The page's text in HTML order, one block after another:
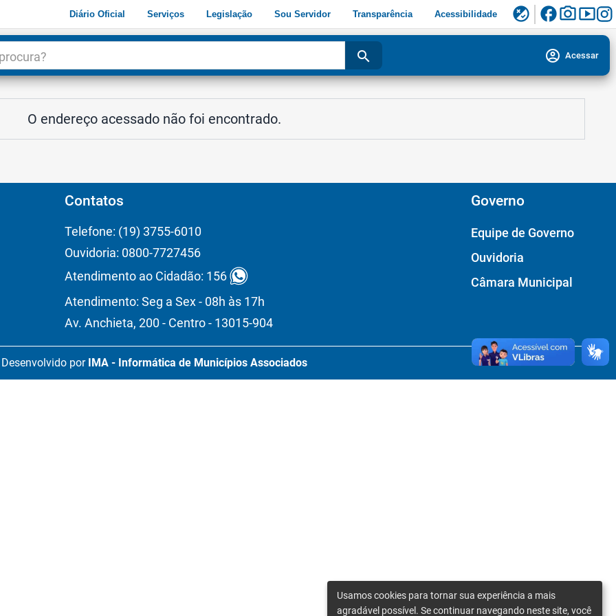
Diário Oficial Serviços Legislação Sou Servidor Transparência Acessibilidade flaky facebookphoto_camerasmart_display
search account_circle Acessar
O endereço acessado não foi encontrado.
Contatos
Telefone: (19) 3755-6010
Ouvidoria: 0800-7727456
Atendimento ao Cidadão: 156
Atendimento: Seg a Sex - 08h às 17h
Av. Anchieta, 200 - Centro - 13015-904
Governo
Equipe de Governo
Ouvidoria
Câmara Municipal
Desenvolvido por IMA - Informática de Municípios Associados
Usamos cookies para tornar sua experiência a mais
agradável possível. Se continuar navegando neste site, você